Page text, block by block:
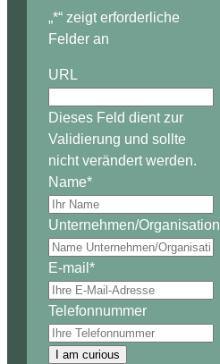
„*“ zeigt erforderliche
Felder an
URL
Dieses Feld dient zur
Validierung und sollte
nicht verändert werden.
Name*
Unternehmen/Organisation
E-mail *
Telefonnummer
I am curious